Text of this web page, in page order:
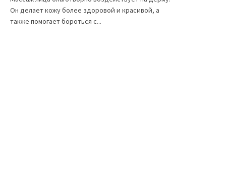
Он делает кожу более здоровой и красивой, а
также помогает бороться с...